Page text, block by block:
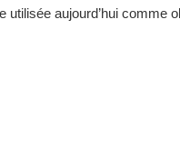
utilisée aujourd’hui comme